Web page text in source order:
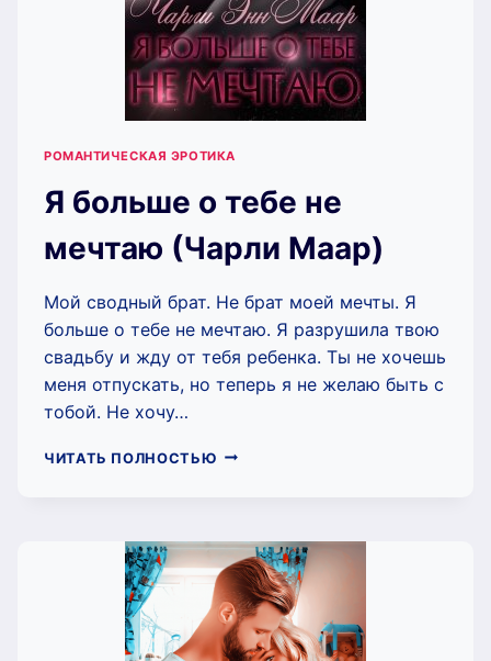
РОМАНТИЧЕСКАЯ ЭРОТИКА
Я больше о тебе не
мечтаю (Чарли Маар)
Мой сводный брат. Не брат моей мечты. Я
больше о тебе не мечтаю. Я разрушила твою
свадьбу и жду от тебя ребенка. Ты не хочешь
меня отпускать, но теперь я не желаю быть с
тобой. Не хочу…
ЧИТАТЬ ПОЛНОСТЬЮ Я
НЕ
МЕЧТАЮ
(ЧАРЛИ
МААР)